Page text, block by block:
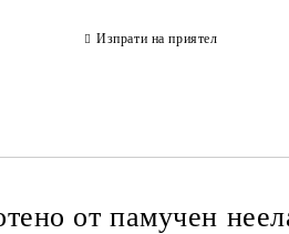
Изпрати на приятел
от памучен